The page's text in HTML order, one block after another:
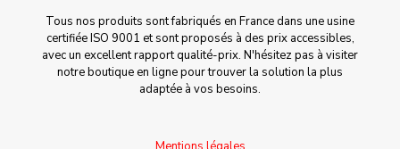
Tous nos produits sont fabriqués en France dans une usine
certifiée ISO 9001 et sont proposés à des prix accessibles,
avec un excellent rapport qualité-prix. N'hésitez pas à visiter
notre boutique en ligne pour trouver la solution la plus
adaptée à vos besoins.